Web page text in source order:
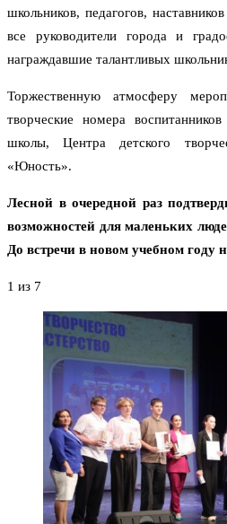
школьников, педагогов,
все руководители города и
награждавшие талантливых
Торжественную атмосферу
творческие номера
школы, Центра детского
«Юность».
Лесной в очередной раз
возможностей для маленьких
До встречи в новом учебном году
1 из 7